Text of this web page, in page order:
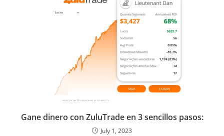
Gane dinero con ZuluTrade en 3 sencillos pasos:
July 1, 2023